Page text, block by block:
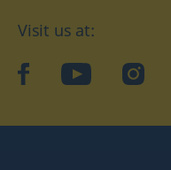
Visit us at:
facebookYouTube